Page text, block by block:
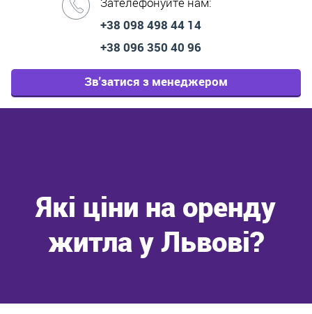
+38 098 498 44 14
+38 096 350 40 96
Зв'затися з менеджером
Які ціни на оренду
житла у Львові?